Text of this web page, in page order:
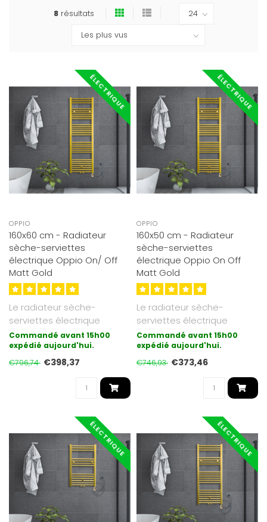
8résultats
ÉLECTRIQUE
OPPIO
160x60 cm - Radiateur
sèche-serviettes
électrique Oppio On/ Off
Matt Gold
Le radiateur sèche-
serviettes électrique
On/Off d'Oppio est
désormais disponi..
Commandé avant 15h00
expédié aujourd'hui.
€796,74 €398,37
ÉLECTRIQUE
OPPIO
160x50 cm - Radiateur
sèche-serviettes
électrique Oppio On Off
Matt Gold
Le radiateur sèche-
serviettes électrique
On/Off d'Oppio est
désormais disponi..
Commandé avant 15h00
expédié aujourd'hui.
€746,93 €373,46
ÉLECTRIQUE ÉLECTRIQUE